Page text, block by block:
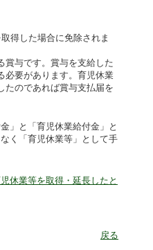
得した場合に免除されま
与です。賞与を支給した
必要があります。育児休業
たのであれば賞与支払届を
」と「育児休業給付金」と
く「育児休業等」として手
休業等を取得・延長したと
戻る